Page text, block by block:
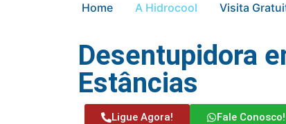
Home A Hidrocool Visita
Desentupidora
Estâncias
Ligue Agora! Fale Conosco!